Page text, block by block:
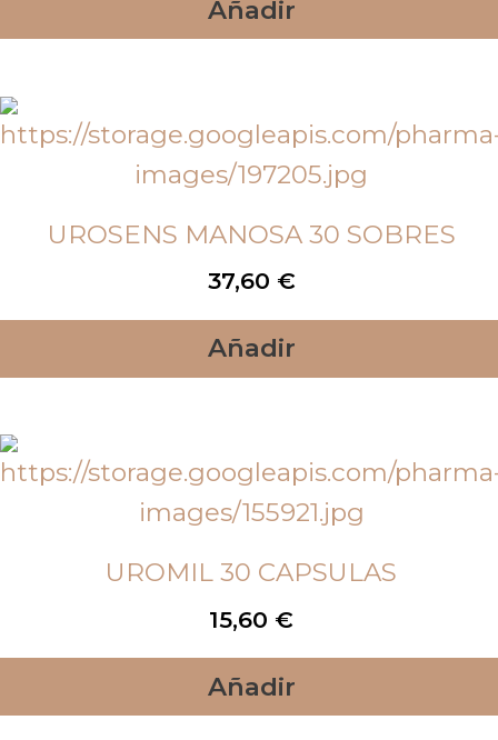
Añadir
UROSENS MANOSA 30 SOBRES
37,60 €
Añadir
UROMIL 30 CAPSULAS
15,60 €
Añadir